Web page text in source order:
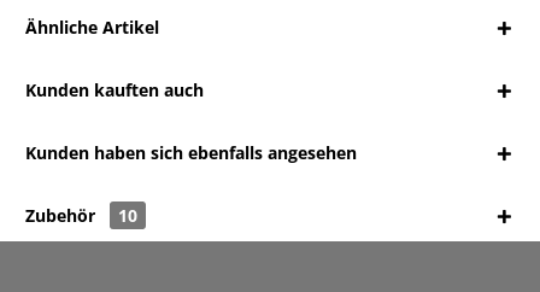
Ähnliche Artikel
Kunden kauften auch
Kunden haben sich ebenfalls angesehen
Zubehör 10